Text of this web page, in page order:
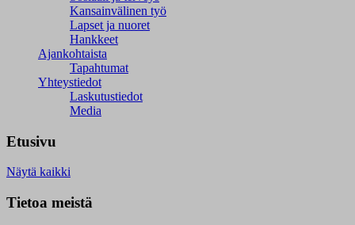
Kansainvälinen työ
Lapset ja nuoret
Hankkeet
Ajankohtaista
Tapahtumat
Yhteystiedot
Laskutustiedot
Media
Etusivu
Näytä kaikki
Tietoa meistä